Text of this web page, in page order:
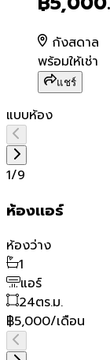
กังสดาล
พร้อมให้เช่า
แชร์
แบบห้อง
1/9
ห้องเเอร์
ห้องว่าง
1
แอร์
24ตร.ม.
฿5,000/เดือน